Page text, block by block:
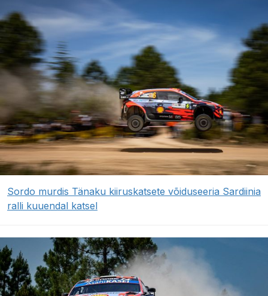
Sordo murdis Tänaku kiiruskatsete võiduseeria Sardiinia
ralli kuuendal katsel